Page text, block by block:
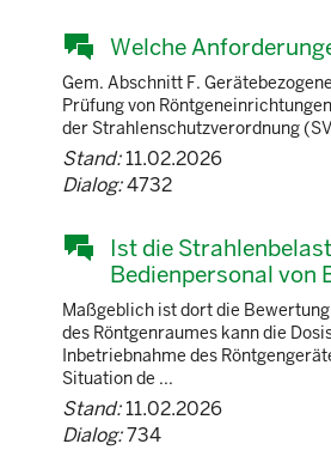
Welche
Gem. Abschnitt F.
Prüfung von
der Strahlenschutzverordnung
Stand:11.02.2026
Dialog:4732
Ist die
Bedienpersonal von
Maßgeblich ist dort die
des Röntgenraumes kann die
Inbetriebnahme des
Situation de ...
Stand:11.02.2026
Dialog:734